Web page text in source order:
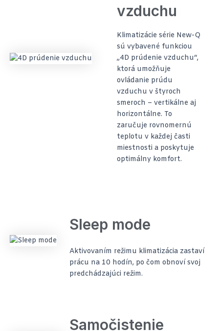
vzduchu
Klimatizácie série New-Q
sú vybavené funkciou
„4D prúdenie vzduchu“,
ktorá umožňuje
ovládanie prúdu
vzduchu v štyroch
smeroch – vertikálne aj
horizontálne. To
zaručuje rovnomernú
teplotu v každej časti
miestnosti a poskytuje
optimálny komfort.
Sleep mode
Aktivovaním režimu klimatizácia zastaví
prácu na 10 hodín, po čom obnoví svoj
predchádzajúci režim.
Samočistenie